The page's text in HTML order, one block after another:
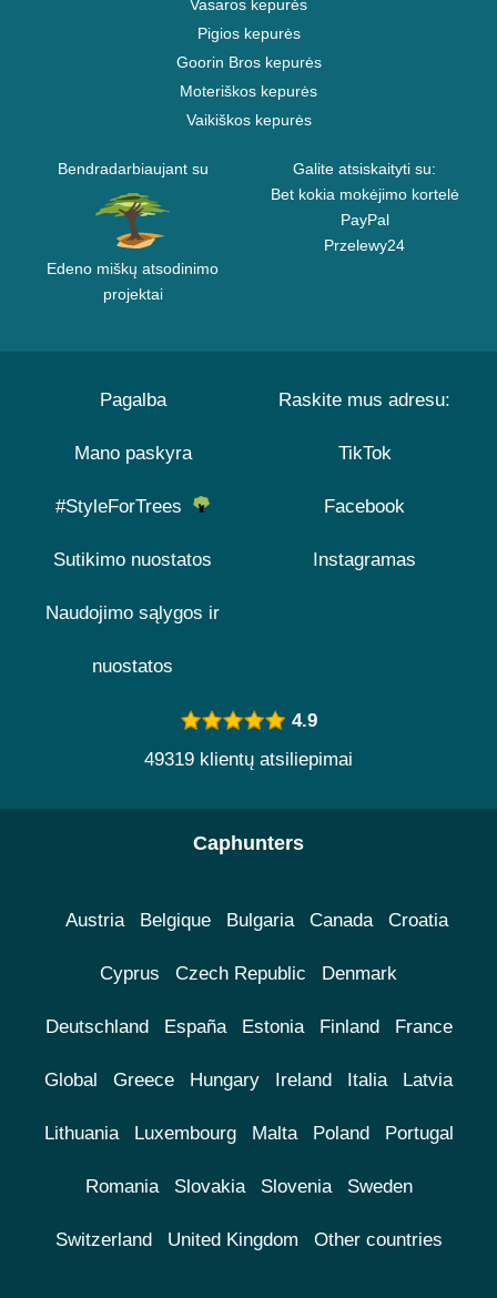
Vasaros kepurės
Pigios kepurės
Goorin Bros kepurės
Moteriškos kepurės
Vaikiškos kepurės
Bendradarbiaujant su
Edeno miškų atsodinimo
projektai
Galite atsiskaityti su:
Bet kokia mokėjimo kortelė
PayPal
Przelewy24
Pagalba
Mano paskyra
#StyleForTrees
Sutikimo nuostatos
Naudojimo sąlygos ir
nuostatos
Raskite mus adresu:
TikTok
Facebook
Instagramas
4.9
49319 klientų atsiliepimai
Caphunters
Austria Belgique Bulgaria Canada Croatia
Cyprus Czech Republic Denmark
Deutschland España Estonia Finland France
Global Greece Hungary Ireland Italia Latvia
Lithuania Luxembourg Malta Poland Portugal
Romania Slovakia Slovenia Sweden
Switzerland United Kingdom Other countries